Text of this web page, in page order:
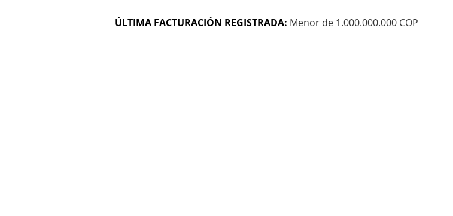
ÚLTIMA FACTURACIÓN REGISTRADA: Menor de 1.000.000.000 COP